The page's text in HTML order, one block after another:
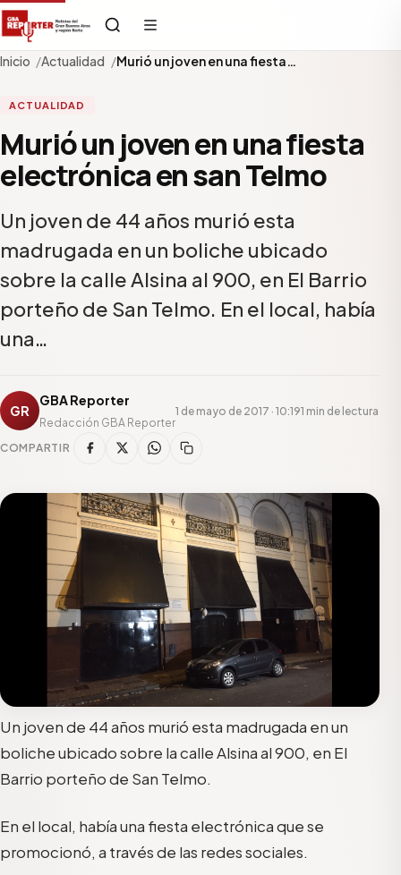
Inicio Actualidad Murió un joven en una fiesta…
ACTUALIDAD
Murió un joven en una fiesta
electrónica en san Telmo
Un joven de 44 años murió esta
madrugada en un boliche ubicado
sobre la calle Alsina al 900, en El Barrio
porteño de San Telmo. En el local, había
una…
GR
GBA Reporter
Redacción GBA Reporter
1 de mayo de 2017 · 10:191 min de lectura
COMPARTIR
Un joven de 44 años murió esta madrugada en un
boliche ubicado sobre la calle Alsina al 900, en El
Barrio porteño de San Telmo.
En el local, había una fiesta electrónica que se
promocionó, a través de las redes sociales.